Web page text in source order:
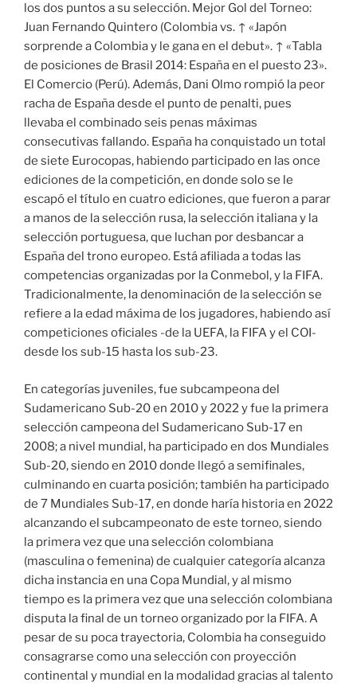
los dos puntos a su selección. Mejor Gol del Torneo:
Juan Fernando Quintero (Colombia vs. ↑ «Japón
sorprende a Colombia y le gana en el debut». ↑ «Tabla
de posiciones de Brasil 2014: España en el puesto 23».
El Comercio (Perú). Además, Dani Olmo rompió la peor
racha de España desde el punto de penalti, pues
llevaba el combinado seis penas máximas
consecutivas fallando. España ha conquistado un total
de siete Eurocopas, habiendo participado en las once
ediciones de la competición, en donde solo se le
escapó el título en cuatro ediciones, que fueron a parar
a manos de la selección rusa, la selección italiana y la
selección portuguesa, que luchan por desbancar a
España del trono europeo. Está afiliada a todas las
competencias organizadas por la Conmebol, y la FIFA.
Tradicionalmente, la denominación de la selección se
refiere a la edad máxima de los jugadores, habiendo así
competiciones oficiales -de la UEFA, la FIFA y el COI-
desde los sub-15 hasta los sub-23.
En categorías juveniles, fue subcampeona del
Sudamericano Sub-20 en 2010 y 2022 y fue la primera
selección campeona del Sudamericano Sub-17 en
2008; a nivel mundial, ha participado en dos Mundiales
Sub-20, siendo en 2010 donde llegó a semifinales,
culminando en cuarta posición; también ha participado
de 7 Mundiales Sub-17, en donde haría historia en 2022
alcanzando el subcampeonato de este torneo, siendo
la primera vez que una selección colombiana
(masculina o femenina) de cualquier categoría alcanza
dicha instancia en una Copa Mundial, y al mismo
tiempo es la primera vez que una selección colombiana
disputa la final de un torneo organizado por la FIFA. A
pesar de su poca trayectoria, Colombia ha conseguido
consagrarse como una selección con proyección
continental y mundial en la modalidad gracias al talento